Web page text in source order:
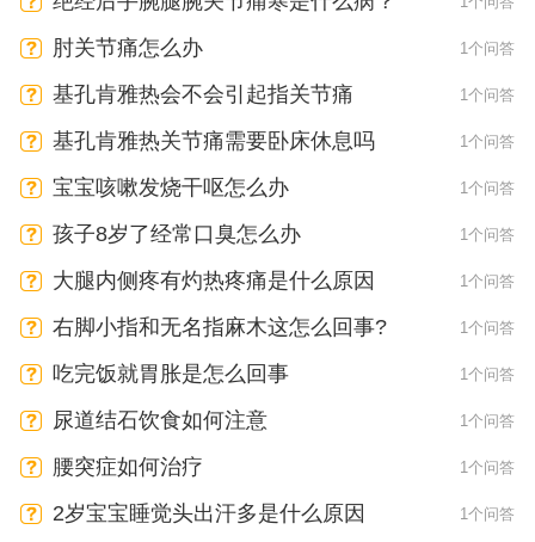
肘关节痛怎么办 1个问答
基孔肯雅热会不会引起指关节痛 1个问答
基孔肯雅热关节痛需要卧床休息吗 1个问答
宝宝咳嗽发烧干呕怎么办 1个问答
孩子8岁了经常口臭怎么办 1个问答
大腿内侧疼有灼热疼痛是什么原因 1个问答
右脚小指和无名指麻木这怎么回事? 1个问答
吃完饭就胃胀是怎么回事 1个问答
尿道结石饮食如何注意 1个问答
腰突症如何治疗 1个问答
2岁宝宝睡觉头出汗多是什么原因 1个问答